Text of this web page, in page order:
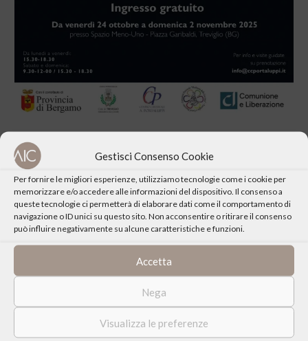
Gestisci Consenso Cookie
Per fornire le migliori esperienze, utilizziamo tecnologie come i cookie per
memorizzare e/o accedere alle informazioni del dispositivo. Il consenso a
queste tecnologie ci permetterà di elaborare dati come il comportamento di
navigazione o ID unici su questo sito. Non acconsentire o ritirare il consenso
può influire negativamente su alcune caratteristiche e funzioni.
Accetta
Nega
Visualizza le preferenze
CONDIVIDI QUESTO EVENTO